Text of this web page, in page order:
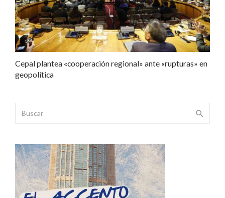
Cepal plantea «cooperación regional» ante «rupturas» en
geopolítica